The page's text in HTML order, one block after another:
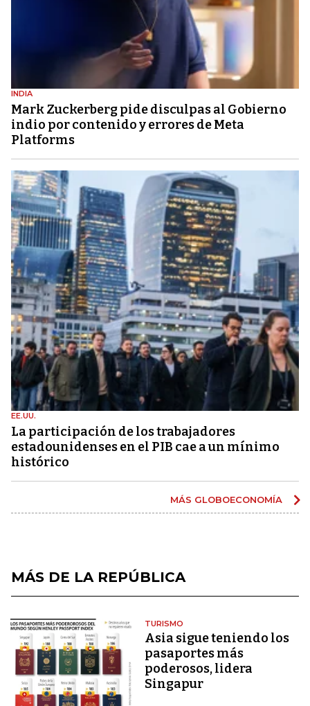
INDIA
Mark Zuckerberg pide disculpas al Gobierno
indio por contenido y errores de Meta
Platforms
EE.UU.
La participación de los trabajadores
estadounidenses en el PIB cae a un mínimo
histórico
MÁS GLOBOECONOMÍA
MÁS DE LA REPÚBLICA
TURISMO
Asia sigue teniendo los
pasaportes más
poderosos, lidera
Singapur